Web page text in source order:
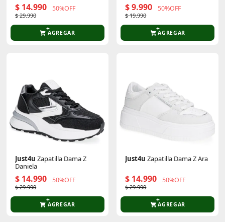
$ 14.990 50%OFF
$ 29.990
AGREGAR
$ 9.990 50%OFF
$ 19.990
AGREGAR
Just4u Zapatilla Dama Z
Daniela
$ 14.990 50%OFF
$ 29.990
AGREGAR
Just4u Zapatilla Dama Z Ara
$ 14.990 50%OFF
$ 29.990
AGREGAR